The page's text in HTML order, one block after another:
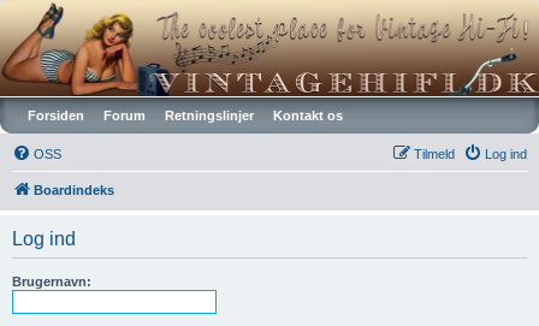
Vintagehifi.dk
Forsiden Forum Retningslinjer Kontakt os
OSS Log ind
Tilmeld
Boardindeks
Log ind
Brugernavn: